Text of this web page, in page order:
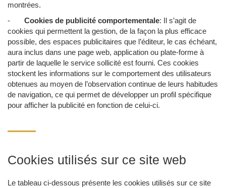
montrées.
- Cookies de publicité comportementale: Il s’agit de
cookies qui permettent la gestion, de la façon la plus efficace
possible, des espaces publicitaires que l’éditeur, le cas échéant,
aura inclus dans une page web, application ou plate-forme à
partir de laquelle le service sollicité est fourni. Ces cookies
stockent les informations sur le comportement des utilisateurs
obtenues au moyen de l’observation continue de leurs habitudes
de navigation, ce qui permet de développer un profil spécifique
pour afficher la publicité en fonction de celui-ci.
Cookies utilisés sur ce site web
Le tableau ci-dessous présente les cookies utilisés sur ce site